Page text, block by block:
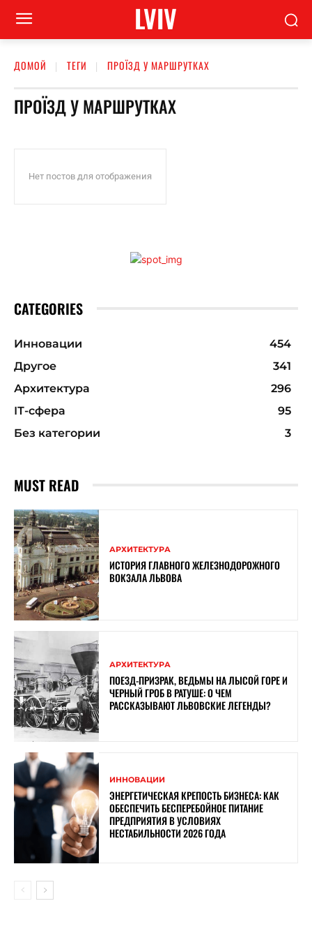
LVIV
ДОМОЙ ТЕГИ ПРОЇЗД У МАРШРУТКАХ
ПРОЇЗД У МАРШРУТКАХ
Нет постов для отображения
CATEGORIES
Инновации
454
Другое
341
Архитектура
296
ІТ-сфера
95
Без категории
3
MUST READ
АРХИТЕКТУРА
ИСТОРИЯ ГЛАВНОГО ЖЕЛЕЗНОДОРОЖНОГО
ВОКЗАЛА ЛЬВОВА
АРХИТЕКТУРА
ПОЕЗД-ПРИЗРАК, ВЕДЬМЫ НА ЛЫСОЙ ГОРЕ И
ЧЕРНЫЙ ГРОБ В РАТУШЕ: О ЧЕМ
РАССКАЗЫВАЮТ ЛЬВОВСКИЕ ЛЕГЕНДЫ?
ИННОВАЦИИ
ЭНЕРГЕТИЧЕСКАЯ КРЕПОСТЬ БИЗНЕСА: КАК
ОБЕСПЕЧИТЬ БЕСПЕРЕБОЙНОЕ ПИТАНИЕ
ПРЕДПРИЯТИЯ В УСЛОВИЯХ
НЕСТАБИЛЬНОСТИ 2026 ГОДА